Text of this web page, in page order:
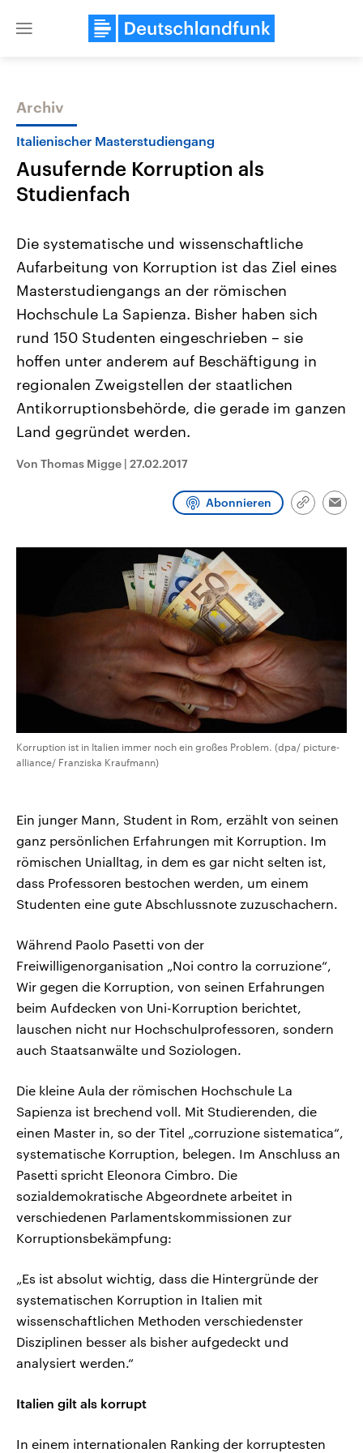
Close
Themen
Landtagswahl Sachsen-Anhalt
2026
Alle Informationen
Sachsen-Anhalt wählt am 6.
September 2026 einen neuen
Landtag. Seit 2021 wird das
Bundesland von einer Koalition aus
Umfragen, Prognosen,
Wahlprogramme, aktuelle Berichte
und Hintergründe zu den Parteien
und Kandidaten der anstehenden
Wahl.
USA
Aktuelle Beiträge,
Hintergründe
Wirtschaftlich und
gehören die Vereinigten
den mächtigsten Ländern
mit großem Einfluss auf
aktuelle Weltgeschehen.
Sendungen Programm Podcasts
Archiv
Italienischer Masterstudiengang
Ausufernde Korruption als
Studienfach
Die systematische und wissenschaftliche
Aufarbeitung von Korruption ist das Ziel eines
Masterstudiengangs an der römischen
Hochschule La Sapienza. Bisher haben sich
rund 150 Studenten eingeschrieben – sie
hoffen unter anderem auf Beschäftigung in
regionalen Zweigstellen der staatlichen
Antikorruptionsbehörde, die gerade im ganzen
Land gegründet werden.
Von Thomas Migge | 27.02.2017
Abonnieren
Link
Korruption ist in Italien immer noch ein großes Problem. (dpa/ picture-
alliance/ Franziska Kraufmann)
Ein junger Mann, Student in Rom, erzählt von seinen
ganz persönlichen Erfahrungen mit Korruption. Im
römischen Unialltag, in dem es gar nicht selten ist,
dass Professoren bestochen werden, um einem
Studenten eine gute Abschlussnote zuzuschachern.
Während Paolo Pasetti von der
Freiwilligenorganisation „Noi contro la corruzione“,
Wir gegen die Korruption, von seinen Erfahrungen
beim Aufdecken von Uni-Korruption berichtet,
lauschen nicht nur Hochschulprofessoren, sondern
auch Staatsanwälte und Soziologen.
Die kleine Aula der römischen Hochschule La
Sapienza ist brechend voll. Mit Studierenden, die
einen Master in, so der Titel „corruzione sistematica“,
systematische Korruption, belegen. Im Anschluss an
Pasetti spricht Eleonora Cimbro. Die
sozialdemokratische Abgeordnete arbeitet in
verschiedenen Parlamentskommissionen zur
Korruptionsbekämpfung:
„Es ist absolut wichtig, dass die Hintergründe der
systematischen Korruption in Italien mit
wissenschaftlichen Methoden verschiedenster
Disziplinen besser als bisher aufgedeckt und
analysiert werden.“
Italien gilt als korrupt
In einem internationalen Ranking der korruptesten